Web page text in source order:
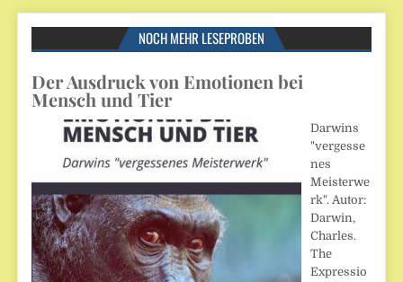
NOCH MEHR LESEPROBEN
Der Ausdruck von Emotionen bei
Mensch und Tier
Darwins
"vergesse
nes
Meisterwe
rk". Autor:
Darwin,
Charles.
The
Expressio